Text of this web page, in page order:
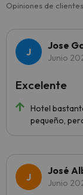
Opiniones de
Jose
Junio
Hotel
pequeño,
Excelente
José
Junio